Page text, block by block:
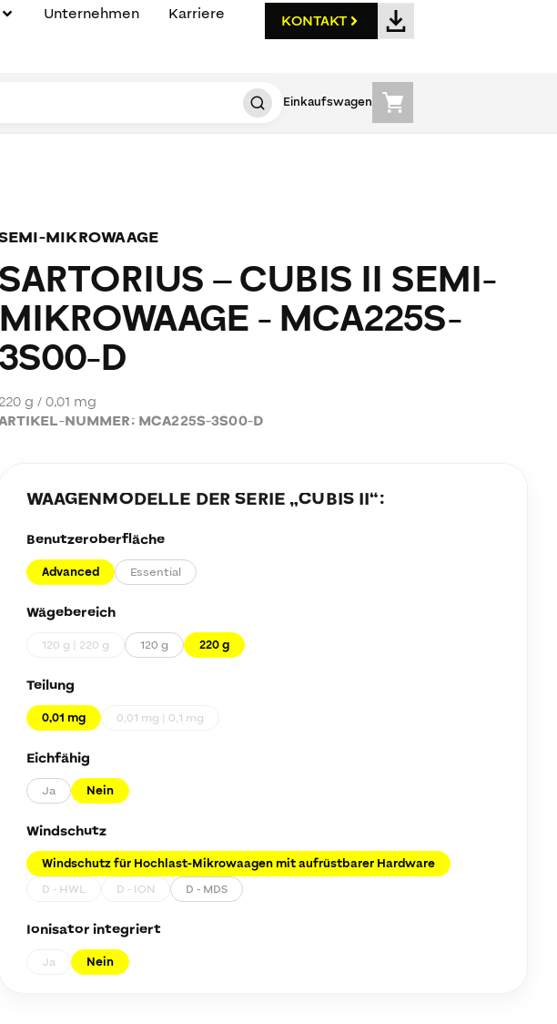
Unternehmen Karriere KONTAKT
Einkaufswagen
MIKROWAAGE
SARTORIUS – CUBIS II SEMI-
MIKROWAAGE - MCA225S-
3S00-D
220 g / 0,01 mg
NUMMER: MCA225S-3S00-D
WAAGENMODELLE DER SERIE „CUBIS II“:
Benutzeroberfläche
Advanced Essential
Wägebereich
120 g | 220 g 120 g 220 g
Teilung
0,01 mg 0,01 mg | 0,1 mg
Eichfähig
Ja Nein
Windschutz
Windschutz für Hochlast-Mikrowaagen mit aufrüstbarer Hardware
D - HWL
D - ION D - MDS
Ionisator integriert
Ja Nein